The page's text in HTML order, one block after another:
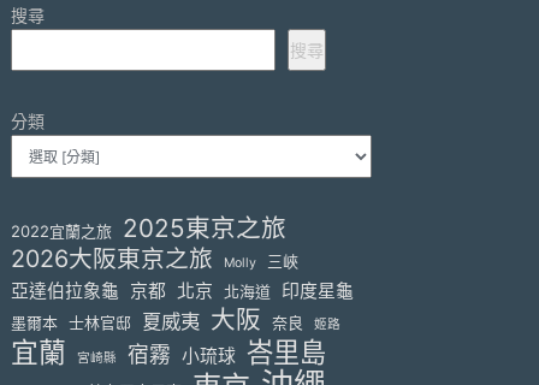
搜尋
搜尋
分類
2022宜蘭之旅 2025東京之旅
2026大阪東京之旅 Molly 三峽
亞達伯拉象龜 京都 北京 北海道 印度星龜
墨爾本 士林官邸 夏威夷 大阪 奈良 姬路
宜蘭 宮崎縣 宿霧 小琉球 峇里島